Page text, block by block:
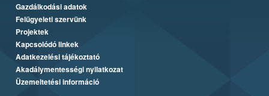
Gazdálkodási adatok
Felügyeleti szervünk
Projektek
Kapcsolódó linkek
Adatkezelési tájékoztató
Akadálymentességi nyilatkozat
Üzemeltetési információ